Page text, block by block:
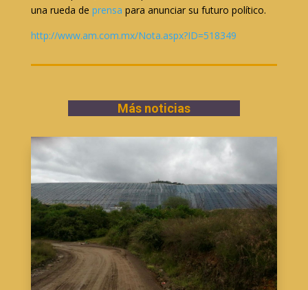
una rueda de prensa para anunciar su futuro político.
http://www.am.com.mx/Nota.aspx?ID=518349
Más noticias